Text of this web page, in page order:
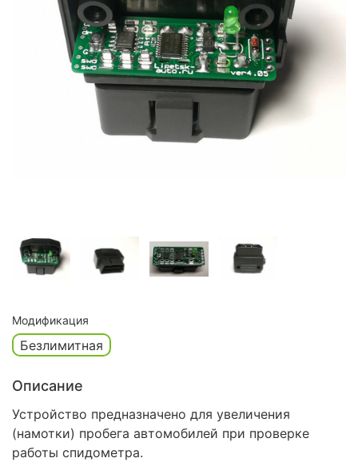
Модификация
Безлимитная
Описание
Устройство предназначено для увеличения
(намотки) пробега автомобилей при проверке
работы спидометра.